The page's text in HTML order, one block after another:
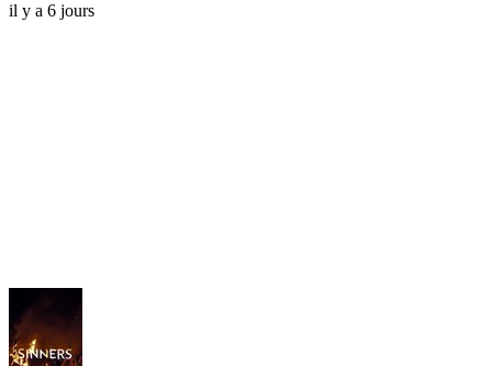
il y a 6 jours